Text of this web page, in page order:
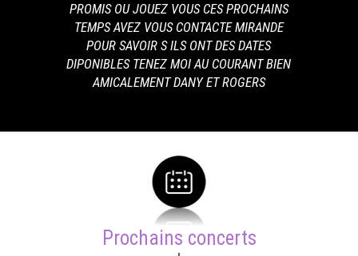
PROMIS OU JOUEZ VOUS CES PROCHAINS
TEMPS AVEZ VOUS CONTACTE MIRANDE
POUR SAVOIR S ILS ONT DES DATES
DIPONIBLES TENEZ MOI AU COURANT BIEN
AMICALEMENT DANY ET ROGERS
Prochains concerts